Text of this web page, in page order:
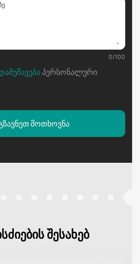
0/100
პერსონალური
მოთხოვნა
შესახებ